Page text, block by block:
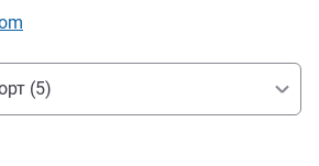
электронной почты
(5)